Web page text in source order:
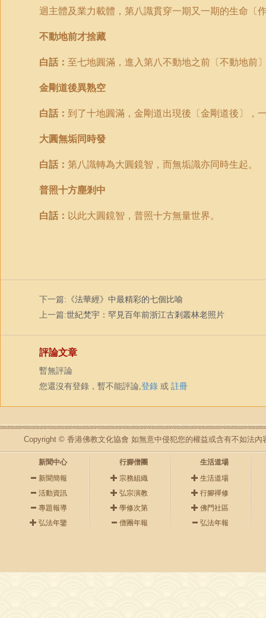
迴主體及業力載體，第八識貫穿一期又一期的生命〔
不動地前才捨藏
白話： 至七地圓滿，進入第八不動地之前〔不動地前
金剛道後異熟空
白話： 到了十地圓滿，金剛道出現後〔金剛道後〕，
大圓無垢同時發
白話： 第八識轉為大圓鏡智，而無垢識亦同時生起。
普照十方塵剎中
白話： 以此大圓鏡智，普照十方無量世界。
下一篇: 《法華經》中最精彩的七個比喻
上一篇:世紀梵宇：罕見百年前浙江古剎叢林老照片
評論文章
暫無評論
您還沒有登錄，暫不能評論,登錄 或 註冊
Copyright © 香港佛教文化協會 如無意中侵犯您的權益或含有不如法內
新聞中心
新聞簡報
活動資訊
專題報導
弘法年鑒
行腳僧團
宗務組織
弘宗演教
學修次第
僧團年報
生活道場
生活道場
行腳禪修
佛門社區
弘法年報